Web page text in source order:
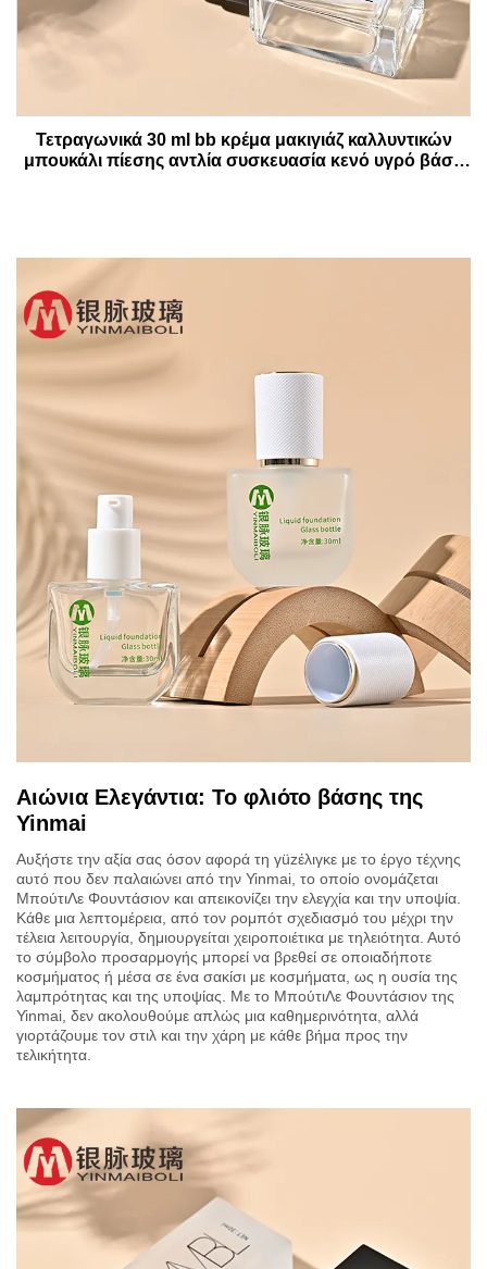
Τετραγωνικά 30 ml bb κρέμα μακιγιάζ καλλυντικών
μπουκάλι πίεσης αντλία συσκευασία κενό υγρό βάση
Αιώνια Ελεγάντια: Το φλιότο βάσης της
Yinmai
Αυξήστε την αξία σας όσον αφορά τη γüzέλιγκε με το έργο τέχνης
αυτό που δεν παλαιώνει από την Yinmai, το οποίο ονομάζεται
ΜπούτιΛε Φουντάσιον και απεικονίζει την ελεγχία και την υποψία.
Κάθε μια λεπτομέρεια, από τον ρομπότ σχεδιασμό του μέχρι την
τέλεια λειτουργία, δημιουργείται χειροποιέτικα με τηλειότητα. Αυτό
το σύμβολο προσαρμογής μπορεί να βρεθεί σε οποιαδήποτε
κοσμήματος ή μέσα σε ένα σακίσι με κοσμήματα, ως η ουσία της
λαμπρότητας και της υποψίας. Με το ΜπούτιΛε Φουντάσιον της
Yinmai, δεν ακολουθούμε απλώς μια καθημερινότητα, αλλά
γιορτάζουμε τον στιλ και την χάρη με κάθε βήμα προς την
τελικήτητα.